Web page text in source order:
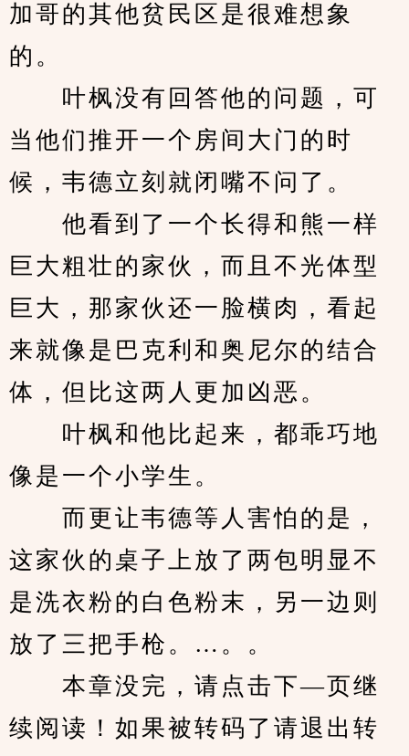
加哥的其他贫民区是很难想象
的。
叶枫没有回答他的问题，可
当他们推开一个房间大门的时
候，韦德立刻就闭嘴不问了。
他看到了一个长得和熊一样
巨大粗壮的家伙，而且不光体型
巨大，那家伙还一脸横肉，看起
来就像是巴克利和奥尼尔的结合
体，但比这两人更加凶恶。
叶枫和他比起来，都乖巧地
像是一个小学生。
而更让韦德等人害怕的是，
这家伙的桌子上放了两包明显不
是洗衣粉的白色粉末，另一边则
放了三把手枪。…。。
本章没完，请点击下—页继
续阅读！如果被转码了请退出转